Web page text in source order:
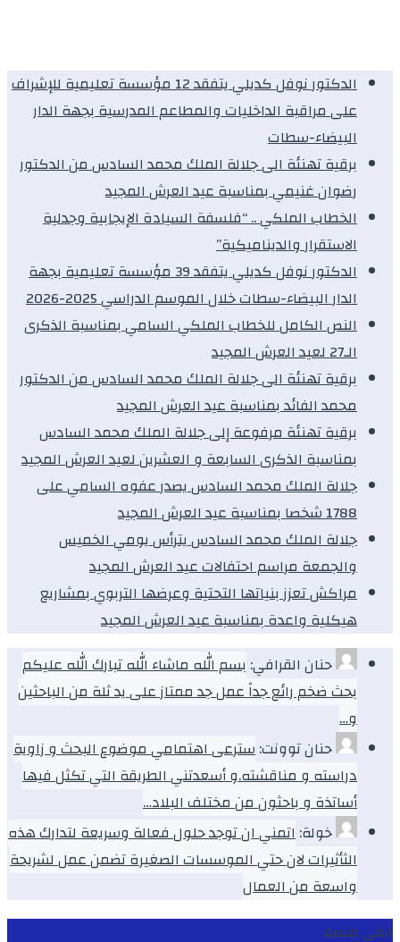
الدكتور نوفل كديلي يتفقد 12 مؤسسة تعليمية للإشراف
على مراقبة الداخليات والمطاعم المدرسية بجهة الدار
البيضاء-سطات
برقية تهنئة الى جلالة الملك محمد السادس من الدكتور
رضوان غنيمي بمناسبة عيد العرش المجيد
الخطاب الملكي .. “فلسفة السيادة الإيجابية وجدلية
الاستقرار والديناميكية”
الدكتور نوفل كديلي يتفقد 39 مؤسسة تعليمية بجهة
الدار البيضاء-سطات خلال الموسم الدراسي 2025-2026
النص الكامل للخطاب الملكي السامي بمناسبة الذكرى
الـ27 لعيد العرش المجيد
برقية تهنئة الى جلالة الملك محمد السادس من الدكتور
محمد الفائد بمناسبة عيد العرش المجيد
برقية تهنئة مرفوعة إلى جلالة الملك محمد السادس
بمناسبة الذكرى السابعة و العشرين لعيد العرش المجيد
جلالة الملك محمد السادس يصدر عفوه السامي على
1788 شخصا بمناسبة عيد العرش المجيد
جلالة الملك محمد السادس يترأس يومي الخميس
والجمعة مراسم احتفالات عيد العرش المجيد
مراكش تعزز بنياتها التحتية وعرضها التربوي بمشاريع
هيكلية واعدة بمناسبة عيد العرش المجيد
حنان القرافي: بسم الله ماشاء الله تبارك الله عليكم
بحث ضخم رائع جداً عمل جد ممتاز على يد ثلة من الباحثين
و…
حنان توونت:سترعى اهتمامي موضوع البحث و زاوية
دراسته و مناقشته.و أسعدتني الطريقة التي تكثل فيها
أساتذة و باحثون من مختلف البلاد…
خولة:اتمني ان توجد حلول فعالة وسريعة لتدارك هذه
الثأثيرات لان حتي الموسسات الصغيرة تضمن عمل لشريحة
واسعة من العمال
ابقى متصلا